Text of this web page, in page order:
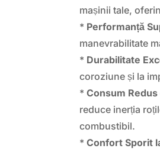
mașinii tale,
* Performanță
manevrabilitate
* Durabilitate
coroziune și la
*Consum
reduce inerția
combustibil.
*Confort Sporit